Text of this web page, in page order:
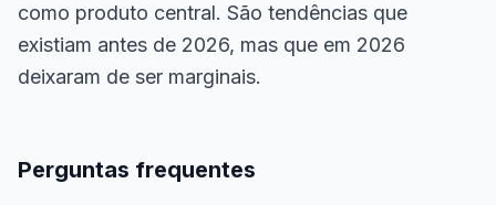
como produto central. São tendências que
existiam antes de 2026, mas que em 2026
deixaram de ser marginais.
Perguntas frequentes